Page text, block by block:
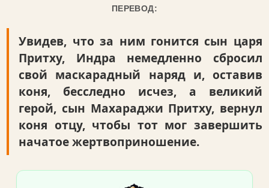
ПЕРЕВОД:
Увидев, что за ним гонится сын царя
Притху, Индра немедленно сбросил
свой маскарадный наряд и, оставив
коня, бесследно исчез, а великий
герой, сын Махараджи Притху, вернул
коня отцу, чтобы тот мог завершить
начатое жертвоприношение.